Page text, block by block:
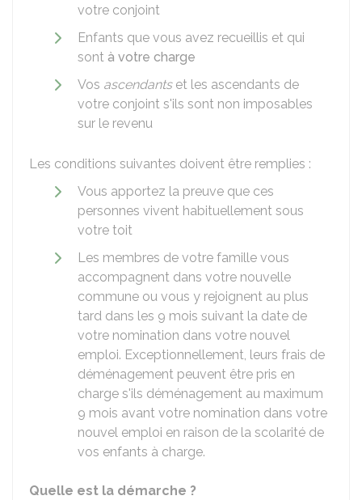
votre conjoint
Enfants que vous avez recueillis et qui
sont à votre charge
Vos ascendantset les ascendants de
votre conjoint s'ils sont non imposables
sur le revenu
Les conditions suivantes doivent être remplies :
Vous apportez la preuve que ces
personnes vivent habituellement sous
votre toit
Les membres de votre famille vous
accompagnent dans votre nouvelle
commune ou vous y rejoignent au plus
tard dans les 9 mois suivant la date de
votre nomination dans votre nouvel
emploi. Exceptionnellement, leurs frais de
déménagement peuvent être pris en
charge s'ils déménagement au maximum
9 mois avant votre nomination dans votre
nouvel emploi en raison de la scolarité de
vos enfants à charge.
Quelle est la démarche ?